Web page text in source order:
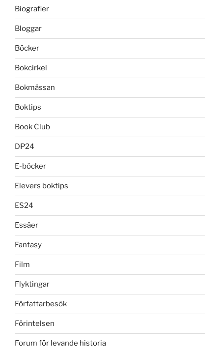
Biografier
Bloggar
Böcker
Bokcirkel
Bokmässan
Boktips
Book Club
DP24
E-böcker
Elevers boktips
ES24
Essäer
Fantasy
Film
Flyktingar
Författarbesök
Förintelsen
Forum för levande historia